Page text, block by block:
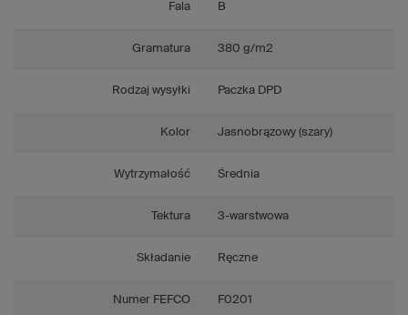
Fala B
Gramatura 380 g/m2
Rodzaj wysyłki Paczka DPD
Kolor Jasnobrązowy (szary)
Wytrzymałość Średnia
Tektura 3-warstwowa
Składanie Ręczne
Numer FEFCO F0201